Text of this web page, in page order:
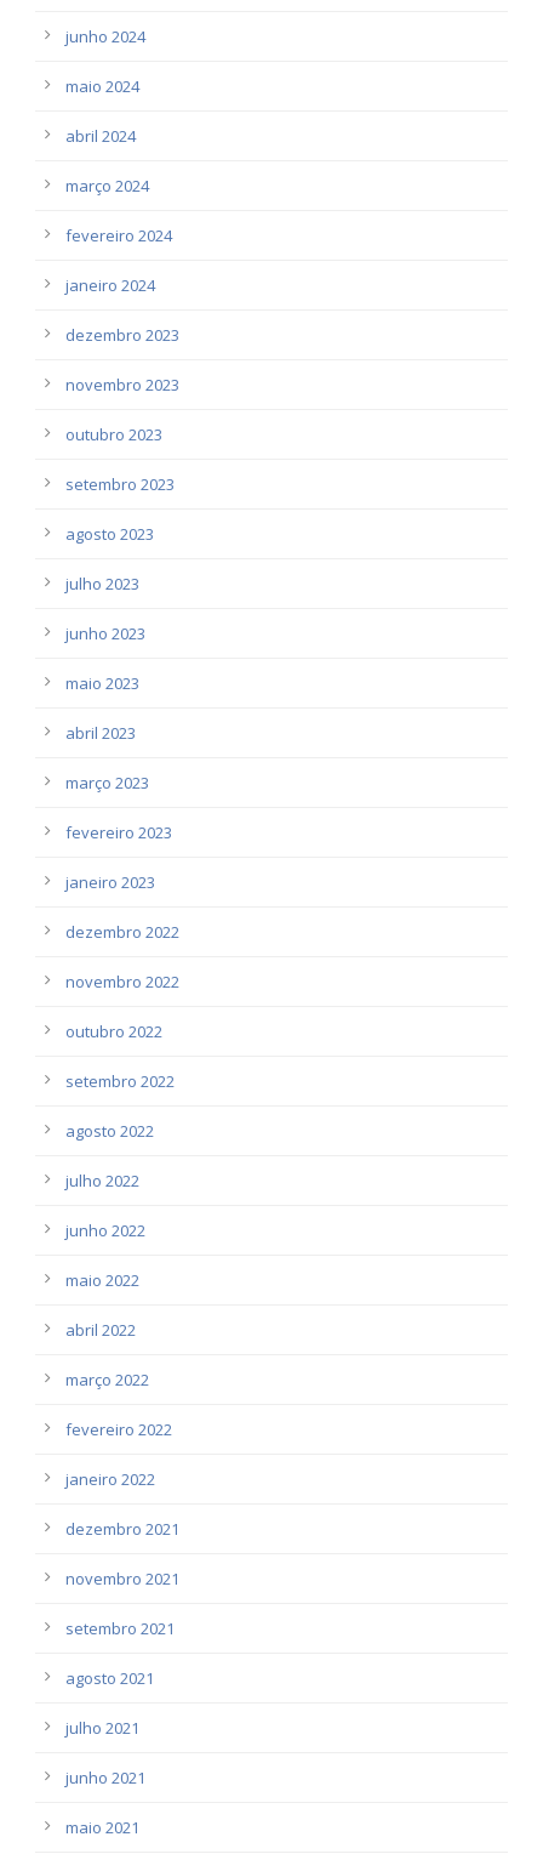
junho 2024
maio 2024
abril 2024
março 2024
fevereiro 2024
janeiro 2024
dezembro 2023
novembro 2023
outubro 2023
setembro 2023
agosto 2023
julho 2023
junho 2023
maio 2023
abril 2023
março 2023
fevereiro 2023
janeiro 2023
dezembro 2022
novembro 2022
outubro 2022
setembro 2022
agosto 2022
julho 2022
junho 2022
maio 2022
abril 2022
março 2022
fevereiro 2022
janeiro 2022
dezembro 2021
novembro 2021
setembro 2021
agosto 2021
julho 2021
junho 2021
maio 2021